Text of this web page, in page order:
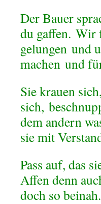
Der Bauer
du gaffen. Wir
gelungen und
machen und
Sie krauen sich,
sich,
dem andern
sie mit
Pass auf, das
Affen denn
doch so beinah.